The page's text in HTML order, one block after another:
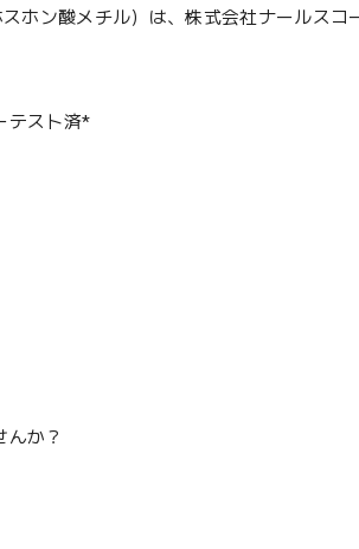
ホン酸メチル）は、株式会社ナールスコ
テスト済*
か？